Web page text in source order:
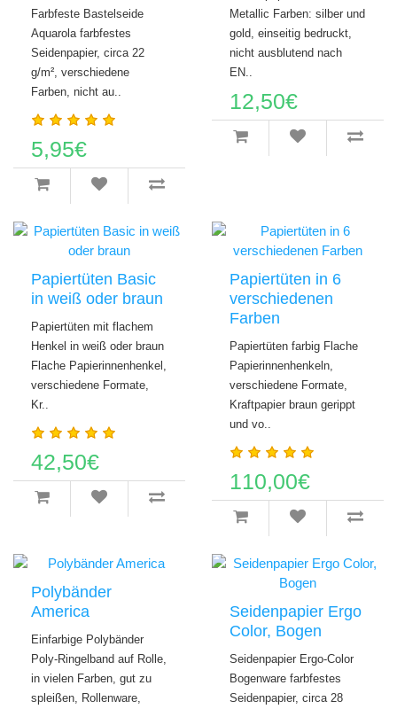
Farbfeste Bastelseide
Aquarola farbfestes
Seidenpapier, circa 22
g/m², verschiedene
Farben, nicht au..
5,95€
Metallic Farben: silber und
gold, einseitig bedruckt,
nicht ausblutend nach
EN..
12,50€
Papiertüten Basic
in weiß oder braun
Papiertüten mit flachem
Henkel in weiß oder braun
Flache Papierinnenhenkel,
verschiedene Formate,
Kr..
42,50€
Papiertüten in 6
verschiedenen
Farben
Papiertüten farbig Flache
Papierinnenhenkeln,
verschiedene Formate,
Kraftpapier braun gerippt
und vo..
110,00€
Polybänder
America
Einfarbige Polybänder
Poly-Ringelband auf Rolle,
in vielen Farben, gut zu
spleißen, Rollenware,
Seidenpapier Ergo
Color, Bogen
Seidenpapier Ergo-Color
Bogenware farbfestes
Seidenpapier, circa 28